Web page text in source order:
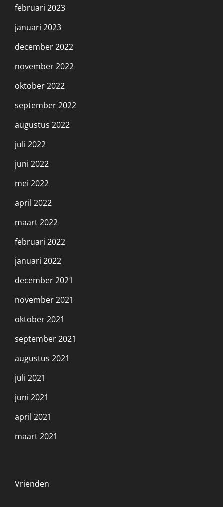
februari 2023
januari 2023
december 2022
november 2022
oktober 2022
september 2022
augustus 2022
juli 2022
juni 2022
mei 2022
april 2022
maart 2022
februari 2022
januari 2022
december 2021
november 2021
oktober 2021
september 2021
augustus 2021
juli 2021
juni 2021
april 2021
maart 2021
Vrienden